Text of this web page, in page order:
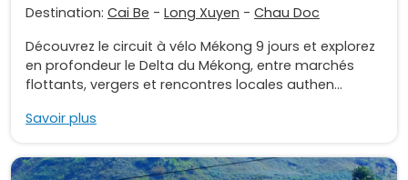
Destination: Cai Be - Long Xuyen - Chau Doc
Découvrez le circuit à vélo Mékong 9 jours et explorez
en profondeur le Delta du Mékong, entre marchés
flottants, vergers et rencontres locales authen...
Savoir plus